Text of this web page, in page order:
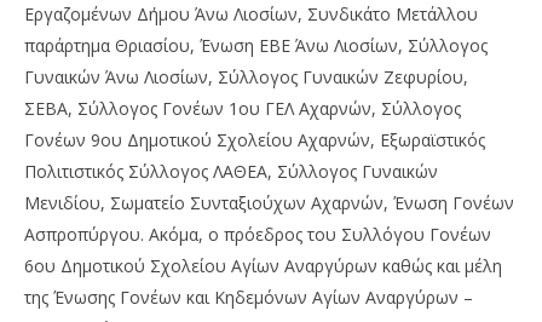
Εργαζομένων Δήμου Άνω Λιοσίων, Συνδικάτο Μετάλλου
παράρτημα Θριασίου, Ένωση ΕΒΕ Άνω Λιοσίων, Σύλλογος
Γυναικών Άνω Λιοσίων, Σύλλογος Γυναικών Ζεφυρίου,
ΣΕΒΑ, Σύλλογος Γονέων 1ου ΓΕΛ Αχαρνών, Σύλλογος
Γονέων 9ου Δημοτικού Σχολείου Αχαρνών, Εξωραϊστικός
Πολιτιστικός Σύλλογος ΛΑΘΕΑ, Σύλλογος Γυναικών
Μενιδίου, Σωματείο Συνταξιούχων Αχαρνών, Ένωση Γονέων
Ασπροπύργου. Ακόμα, ο πρόεδρος του Συλλόγου Γονέων
6ου Δημοτικού Σχολείου Αγίων Αναργύρων καθώς και μέλη
της Ένωσης Γονέων και Κηδεμόνων Αγίων Αναργύρων –